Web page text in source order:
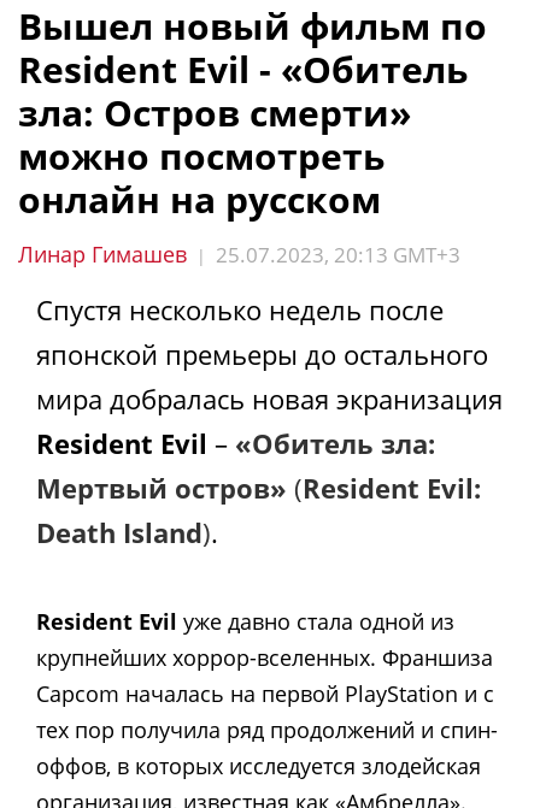
Вышел новый фильм по
Resident Evil - «Обитель
зла: Остров смерти»
можно посмотреть
онлайн на русском
Линар Гимашев | 25.07.2023, 20:13 GMT+3
Спустя несколько недель после
японской премьеры до остального
мира добралась новая экранизация
Resident Evil – «Обитель зла:
Мертвый остров» (Resident Evil:
Death Island).
Resident Evil уже давно стала одной из
крупнейших хоррор-вселенных. Франшиза
Capcom началась на первой PlayStation и с
тех пор получила ряд продолжений и спин-
оффов, в которых исследуется злодейская
организация, известная как «Амбрелла».